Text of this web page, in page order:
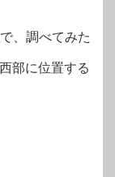
、調べてみた
部に位置する